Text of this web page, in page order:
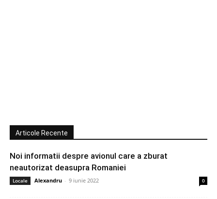
Articole Recente
Noi informatii despre avionul care a zburat
neautorizat deasupra Romaniei
Locale Alexandru - 9 iunie 2022 0